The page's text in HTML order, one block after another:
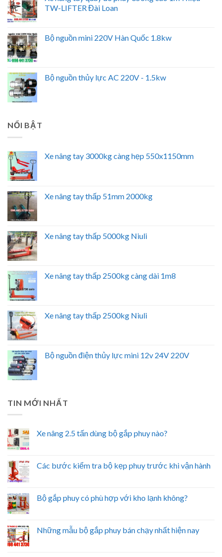
TW-LIFTER Đài Loan
Bộ nguồn mini 220V Hàn Quốc 1.8kw
Bộ nguồn thủy lực AC 220V - 1.5kw
NỔI BẬT
Xe nâng tay 3000kg càng hẹp 550x1150mm
Xe nâng tay thấp 51mm 2000kg
Xe nâng tay thấp 5000kg Niuli
Xe nâng tay thấp 2500kg càng dài 1m8
Xe nâng tay thấp 2500kg Niuli
Bộ nguồn điện thủy lực mini 12v 24V 220V
TIN MỚI NHẤT
Xe nâng 2.5 tấn dùng bộ gắp phuy nào?
Các bước kiểm tra bộ kẹp phuy trước khi vận hành
Bộ gắp phuy có phù hợp với kho lạnh không?
Những mẫu bộ gắp phuy bán chạy nhất hiện nay